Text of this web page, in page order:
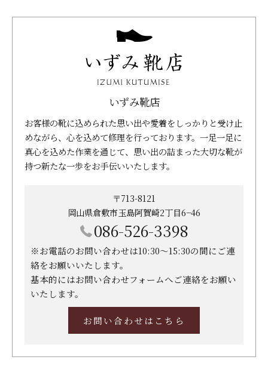
いずみ靴店
お客様の靴に込められた思い出や愛着をしっかりと受け止
めながら、心を込めて修理を行っております。一足一足に
真心を込めた作業を通じて、思い出の詰まった大切な靴が
持つ新たな一歩をお手伝いいたします。
〒713-8121
岡山県倉敷市玉島阿賀崎2丁目6−46
086-526-3398
※お電話のお問い合わせは10:30～15:30の間にご連
絡をお願いいたします。
基本的にはお問い合わせフォームへご連絡をお願い
いたします。
お問い合わせはこちら